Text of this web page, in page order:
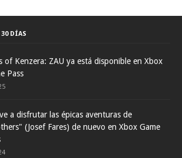
DÍAS
of Kenzera: ZAU ya está disponible en Xbox
Pass
a disfrutar las épicas aventuras de
(Josef Fares) de nuevo en Xbox Game